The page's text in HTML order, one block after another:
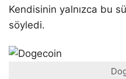
Kendisinin yalnızca bu
söyledi.